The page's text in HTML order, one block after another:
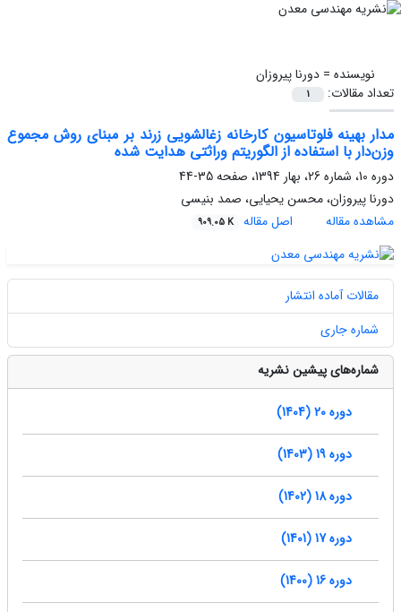
نویسنده =دورنا پیروزان
تعداد مقالات:
1
مدار بهینه فلوتاسیون کارخانه زغالشویی زرند بر مبنای روش مجموع
وزن‌دار با استفاده از الگوریتم وراثتی هدایت شده
دوره 10، شماره 26، بهار 1394، صفحه
35-44
دورنا پیروزان، محسن یحیایی، صمد بنیسی
مشاهده مقاله
اصل مقاله 909.05 K
مقالات آماده انتشار
شماره جاری
شماره‌های پیشین نشریه
دوره 20 (1404)
دوره 19 (1403)
دوره 18 (1402)
دوره 17 (1401)
دوره 16 (1400)